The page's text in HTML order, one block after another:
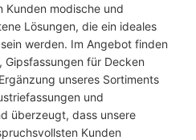
Kunden modische und
Lösungen, die ein ideales
werden. Im Angebot finden
Gipsfassungen für Decken
unseres Sortiments
und
überzeugt, dass unsere
Kunden